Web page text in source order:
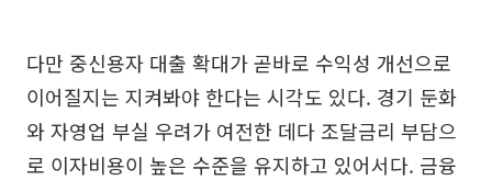
다만 중신용자 대출 확대가 곧바로 수익성 개선으로
이어질지는 지켜봐야 한다는 시각도 있다. 경기 둔화
와 자영업 부실 우려가 여전한 데다 조달금리 부담으
로 이자비용이 높은 수준을 유지하고 있어서다. 금융